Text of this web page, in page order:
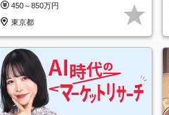
450～850万円
東京都